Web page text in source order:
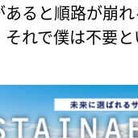
ると順路が崩
れで僕は不要と